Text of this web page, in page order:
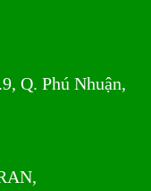
Q. Phú Nhuận,